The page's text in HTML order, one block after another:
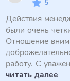
5
Действия
были очень
Отношение
работу. С
читать далее